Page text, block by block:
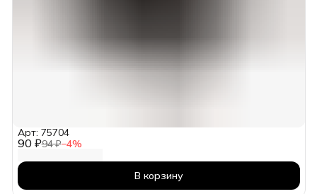
90 ₽94 ₽−4%
Арт: 75704
В корзину